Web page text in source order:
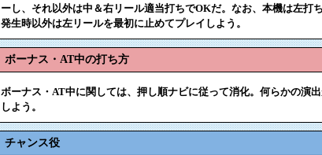
ーし、それ以外は中＆右リール適当打ちでOKだ。なお、本機は左打
発生時以外は左リールを最初に止めてプレイしよう。
ボーナス・AT中の打ち方
ボーナス・AT中に関しては、押し順ナビに従って消化。何らかの演
しよう。
チャンス役